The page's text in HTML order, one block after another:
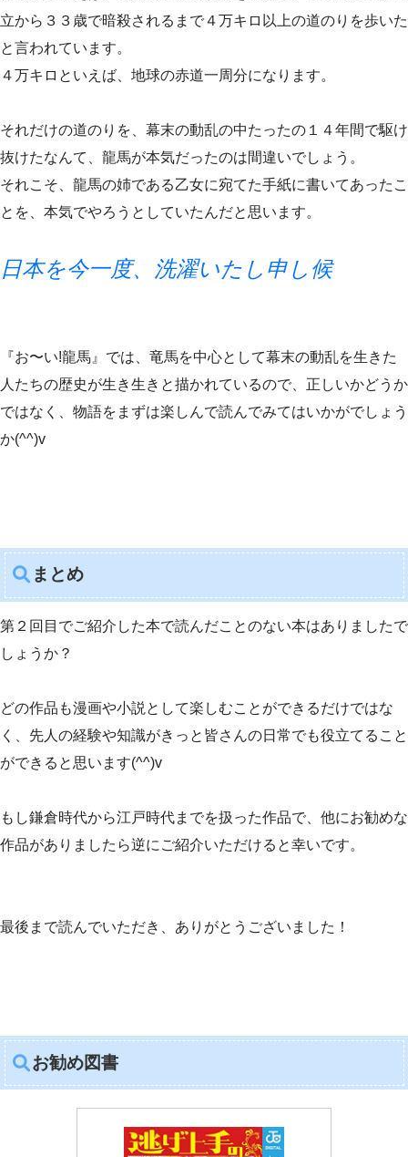
立から３３歳で暗殺されるまで４万キロ以上の道のりを歩いた
と言われています。
４万キロといえば、地球の赤道一周分になります。
それだけの道のりを、幕末の動乱の中たったの１４年間で駆け
抜けたなんて、龍馬が本気だったのは間違いでしょう。
それこそ、龍馬の姉である乙女に宛てた手紙に書いてあったこ
とを、本気でやろうとしていたんだと思います。
日本を今一度、洗濯いたし申し候
『お〜い!龍馬』では、竜馬を中心として幕末の動乱を生きた
人たちの歴史が生き生きと描かれているので、正しいかどうか
ではなく、物語をまずは楽しんで読んでみてはいかがでしょう
か(^^)v
まとめ
第２回目でご紹介した本で読んだことのない本はありましたで
しょうか？
どの作品も漫画や小説として楽しむことができるだけではな
く、先人の経験や知識がきっと皆さんの日常でも役立てること
ができると思います(^^)v
もし鎌倉時代から江戸時代までを扱った作品で、他にお勧めな
作品がありましたら逆にご紹介いただけると幸いです。
最後まで読んでいただき、ありがとうございました！
お勧め図書